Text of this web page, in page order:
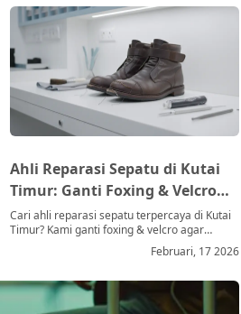
Ahli Reparasi Sepatu di Kutai
Timur: Ganti Foxing & Velcro
Terpercaya
Cari ahli reparasi sepatu terpercaya di Kutai
Timur? Kami ganti foxing & velcro agar
sepatu Anda seperti baru lagi. Layanan
Februari, 17 2026